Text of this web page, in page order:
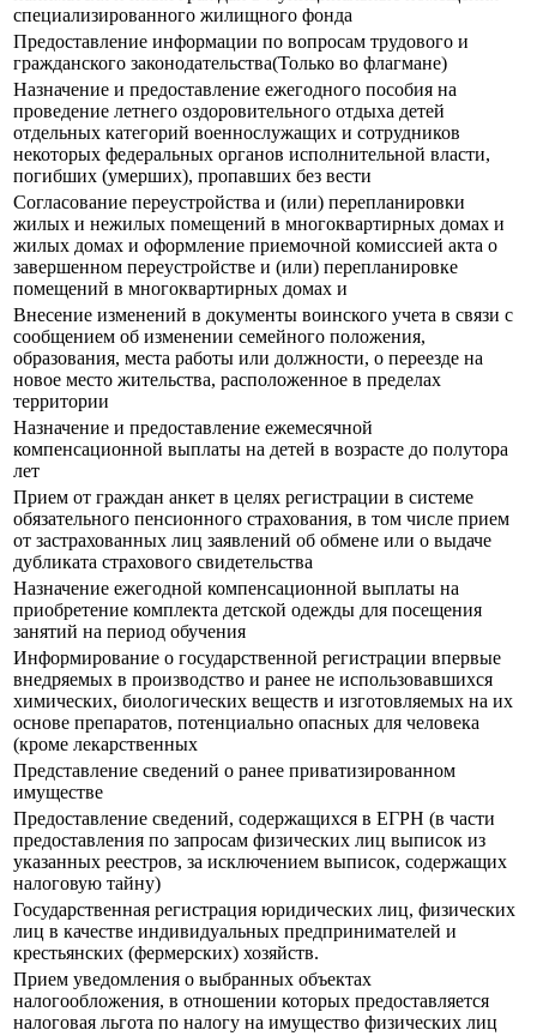
специализированного жилищного фонда
Предоставление информации по вопросам трудового и
гражданского законодательства(Только во флагмане)
Назначение и предоставление ежегодного пособия на
проведение летнего оздоровительного отдыха детей
отдельных категорий военнослужащих и сотрудников
некоторых федеральных органов исполнительной власти,
погибших (умерших), пропавших без вести
Согласование переустройства и (или) перепланировки
жилых и нежилых помещений в многоквартирных домах и
жилых домах и оформление приемочной комиссией акта о
завершенном переустройстве и (или) перепланировке
помещений в многоквартирных домах и
Внесение изменений в документы воинского учета в связи с
сообщением об изменении семейного положения,
образования, места работы или должности, о переезде на
новое место жительства, расположенное в пределах
территории
Назначение и предоставление ежемесячной
компенсационной выплаты на детей в возрасте до полутора
лет
Прием от граждан анкет в целях регистрации в системе
обязательного пенсионного страхования, в том числе прием
от застрахованных лиц заявлений об обмене или о выдаче
дубликата страхового свидетельства
Назначение ежегодной компенсационной выплаты на
приобретение комплекта детской одежды для посещения
занятий на период обучения
Информирование о государственной регистрации впервые
внедряемых в производство и ранее не использовавшихся
химических, биологических веществ и изготовляемых на их
основе препаратов, потенциально опасных для человека
(кроме лекарственных
Представление сведений о ранее приватизированном
имуществе
Предоставление сведений, содержащихся в ЕГРН (в части
предоставления по запросам физических лиц выписок из
указанных реестров, за исключением выписок, содержащих
налоговую тайну)
Государственная регистрация юридических лиц, физических
лиц в качестве индивидуальных предпринимателей и
крестьянских (фермерских) хозяйств.
Прием уведомления о выбранных объектах
налогообложения, в отношении которых предоставляется
налоговая льгота по налогу на имущество физических лиц